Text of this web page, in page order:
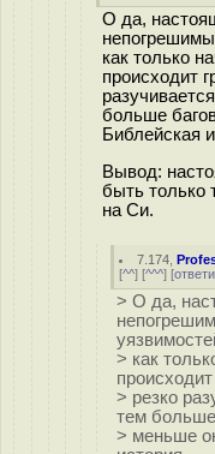
О да,
как только
происходит
больше
Библейская
Вывод:
быть только
на Си.
7.174 ,
[^^] [^^^] [
> О да,
> как
> резко
тем
> меньше